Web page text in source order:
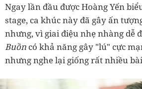
Ngay lần đầu được Hoàng Yến
stage, ca khúc này đã gây ấn
nhưng, vì giai điệu nhẹ nhàng dễ
Buồn có khả năng gây "lú" cực
nhưng nghe lại giống rất nhiều